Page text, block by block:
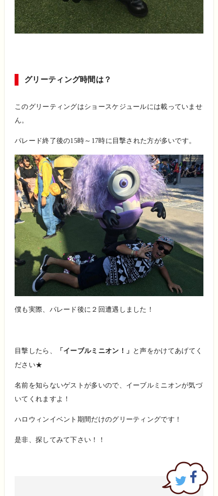
グリーティング時間は？
このグリーティングはショースケジュールには載っていませ
ん。
パレード終了後の15時～17時に目撃された方が多いです。
僕も実際、パレード後に２回遭遇しました！
目撃したら、 「イーブルミニオン！」 と声をかけてあげてく
ださい★
名前を知らないゲストが多いので、イーブルミニオンが気づ
いてくれますよ！
ハロウィンイベント期間だけのグリーティングです！
是非、探してみて下さい！！